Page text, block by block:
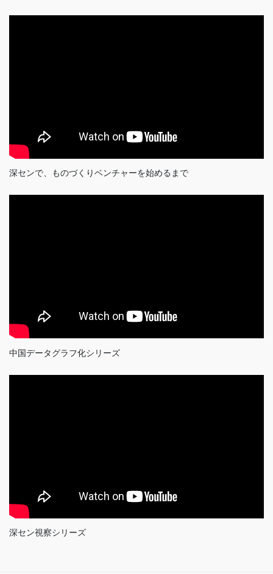
深センで、ものづくりベンチャーを始めるまで
中国データグラフ化シリーズ
深セン視察シリーズ